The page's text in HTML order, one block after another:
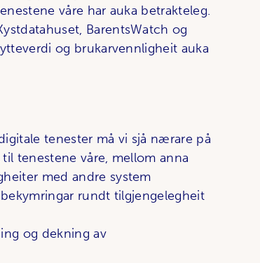
våre har auka betrakteleg.
BarentsWatch og
og brukarvennligheit auka
tenester må vi sjå nærare på
tenestene våre, mellom anna
med andre system
rundt tilgjengelegheit
og dekning av